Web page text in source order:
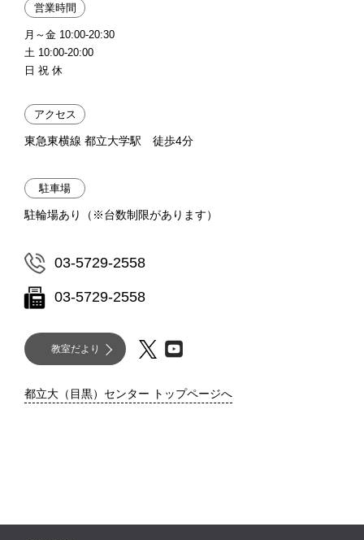
営業時間
月～金 10:00-20:30
土 10:00-20:00
日 祝 休
アクセス
東急東横線 都立大学駅 徒歩4分
駐車場
駐輪場あり（※台数制限があります）
03-5729-2558
03-5729-2558
教室だより
都立大（目黒）センター トップページへ